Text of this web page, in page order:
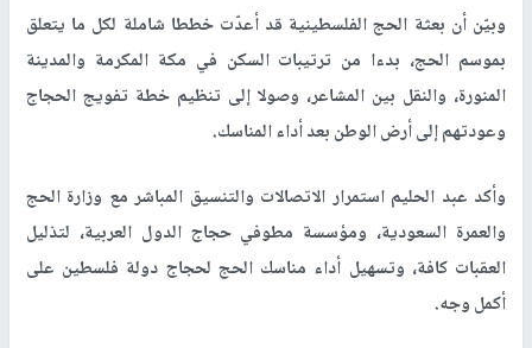
وبيّن أن بعثة الحج الفلسطينية قد أعدّت خططا شاملة لكل ما يتعلق
بموسم الحج، بدءا من ترتيبات السكن في مكة المكرمة والمدينة
المنورة، والنقل بين المشاعر، وصولا إلى تنظيم خطة تفويج الحجاج
وعودتهم إلى أرض الوطن بعد أداء المناسك.
وأكد عبد الحليم استمرار الاتصالات والتنسيق المباشر مع وزارة الحج
والعمرة السعودية، ومؤسسة مطوفي حجاج الدول العربية، لتذليل
العقبات كافة، وتسهيل أداء مناسك الحج لحجاج دولة فلسطين على
أكمل وجه.